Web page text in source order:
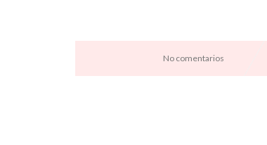
No comentarios